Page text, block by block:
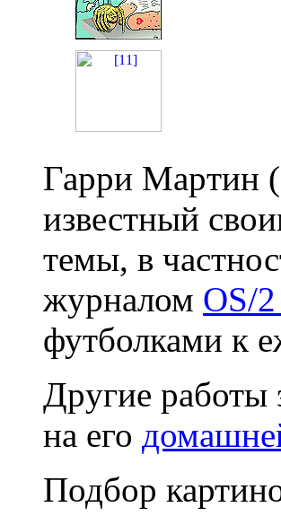
Гаppи Маpтин
известный
темы, в
жуpналом OS/
футболками к
Дpугие pаботы
на его
Подбор